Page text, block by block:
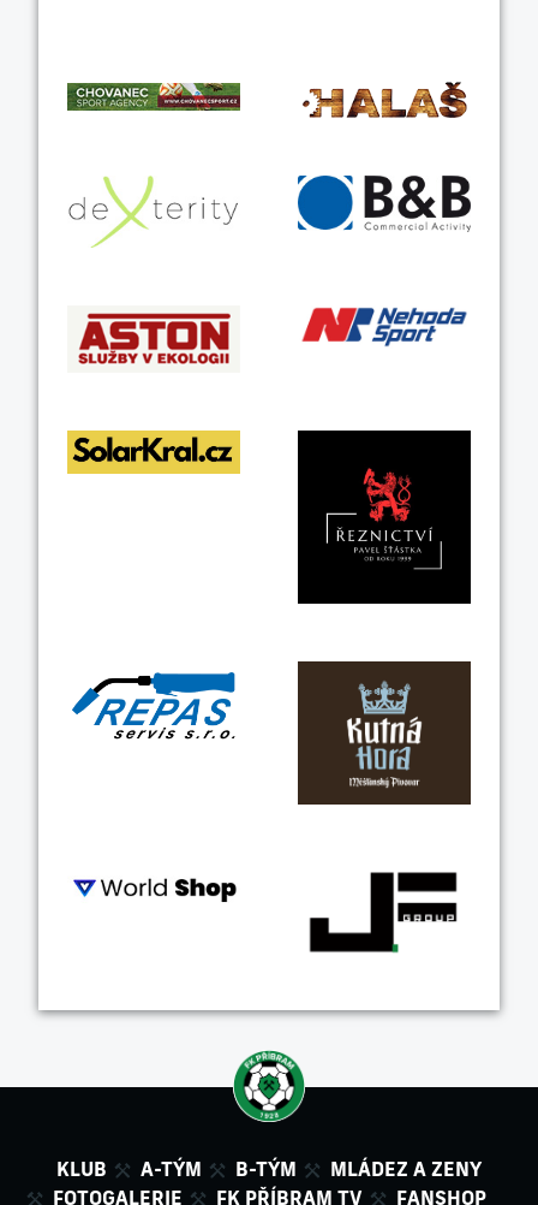
KLUB A-TÝM B-TÝM
MLÁDEZ A ZENY
FOTOGALERIE
FK PŘÍBRAM TV FANSHOP